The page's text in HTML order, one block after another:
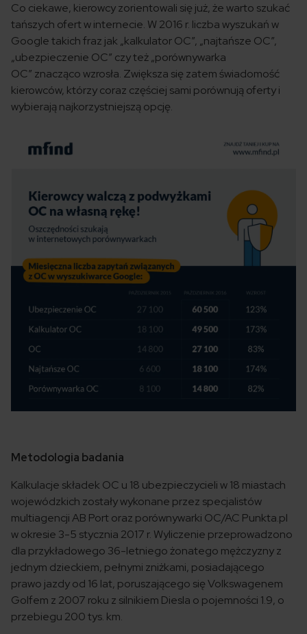
Co ciekawe, kierowcy zorientowali się już, że warto szukać
tańszych ofert w internecie. W 2016 r. liczba wyszukań w
Google takich fraz jak „kalkulator OC”, „najtańsze OC”,
„ubezpieczenie OC” czy też „porównywarka
OC” znacząco wzrosła. Zwiększa się zatem świadomość
kierowców, którzy coraz częściej sami porównują oferty i
wybierają najkorzystniejszą opcję.
Metodologia badania
Kalkulacje składek OC u 18 ubezpieczycieli w 18 miastach
wojewódzkich zostały wykonane przez specjalistów
multiagencji AB Port oraz porównywarki OC/AC Punkta.pl
w okresie 3-5 stycznia 2017 r. Wyliczenie przeprowadzono
dla przykładowego 36-letniego żonatego mężczyzny z
jednym dzieckiem, pełnymi zniżkami, posiadającego
prawo jazdy od 16 lat, poruszającego się Volkswagenem
Golfem z 2007 roku z silnikiem Diesla o pojemności 1.9, o
przebiegu 200 tys. km.